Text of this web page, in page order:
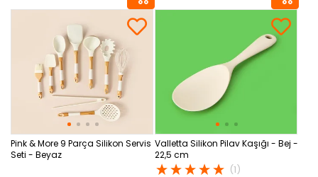
Pink & More 9 Parça Silikon Servis
Seti - Beyaz
Valletta Silikon Pilav Kaşığı - Bej -
22,5 cm
(1)